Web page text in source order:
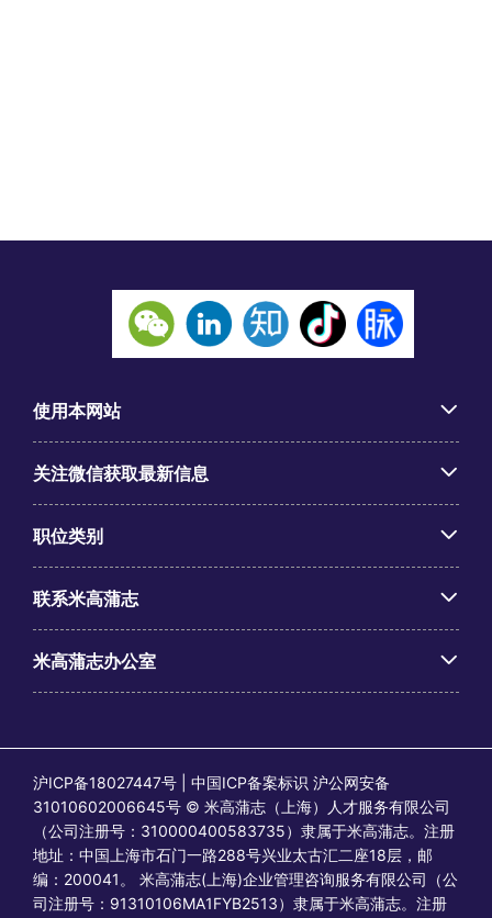
使用本网站
关注微信获取最新信息
职位类别
联系米高蒲志
米高蒲志办公室
沪ICP备18027447号 | 中国ICP备案标识 沪公网安备
31010602006645号 © 米高蒲志（上海）人才服务有限公司
（公司注册号：310000400583735）隶属于米高蒲志。注册
地址：中国上海市石门一路288号兴业太古汇二座18层，邮
编：200041。 米高蒲志(上海)企业管理咨询服务有限公司（公
司注册号：91310106MA1FYB2513）隶属于米高蒲志。注册